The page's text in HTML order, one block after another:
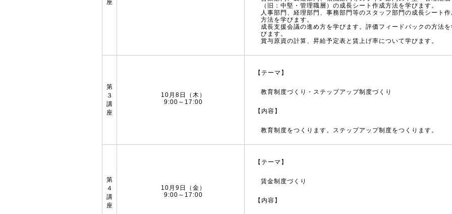
座
（旧：中堅・管理職層）の成長シート作成方法を学びます。
人事部門、経理部門、事務部門等のスタッフ部門の成長シート
方法を学びます。
成長支援会議の進め方を学びます。評価フィードバックの方法
びます。
賞与原資の計算、昇給予定表と賃上げ率について学びます。
第
３
講
座
10月8日（木）
9:00～17:00
【テーマ】
教育制度づくり・ステップアップ制度づくり
【内容】
教育制度をつくります。ステップアップ制度をつくります。
第
４
講
座
10月9日（金）
9:00～17:00
【テーマ】
賃金制度づくり
【内容】